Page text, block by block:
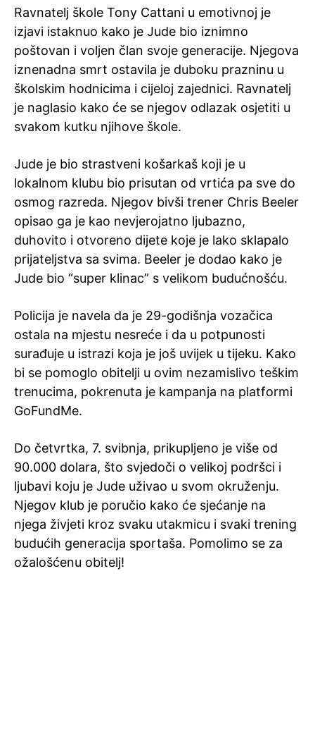
Ravnatelj škole Tony Cattani u emotivnoj je
izjavi istaknuo kako je Jude bio iznimno
poštovan i voljen član svoje generacije. Njegova
iznenadna smrt ostavila je duboku prazninu u
školskim hodnicima i cijeloj zajednici. Ravnatelj
je naglasio kako će se njegov odlazak osjetiti u
svakom kutku njihove škole.
Jude je bio strastveni košarkaš koji je u
lokalnom klubu bio prisutan od vrtića pa sve do
osmog razreda. Njegov bivši trener Chris Beeler
opisao ga je kao nevjerojatno ljubazno,
duhovito i otvoreno dijete koje je lako sklapalo
prijateljstva sa svima. Beeler je dodao kako je
Jude bio “super klinac” s velikom budućnošću.
Policija je navela da je 29-godišnja vozačica
ostala na mjestu nesreće i da u potpunosti
surađuje u istrazi koja je još uvijek u tijeku. Kako
bi se pomoglo obitelji u ovim nezamislivo teškim
trenucima, pokrenuta je kampanja na platformi
GoFundMe.
Do četvrtka, 7. svibnja, prikupljeno je više od
90.000 dolara, što svjedoči o velikoj podršci i
ljubavi koju je Jude uživao u svom okruženju.
Njegov klub je poručio kako će sjećanje na
njega živjeti kroz svaku utakmicu i svaki trening
budućih generacija sportaša. Pomolimo se za
ožalošćenu obitelj!